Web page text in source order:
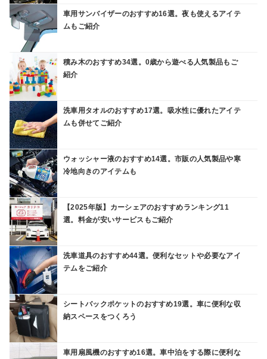
車用サンバイザーのおすすめ16選。夜も使えるアイテ
ムもご紹介
積み木のおすすめ34選。0歳から遊べる人気製品もご
紹介
洗車用タオルのおすすめ17選。吸水性に優れたアイテ
ムも併せてご紹介
ウォッシャー液のおすすめ14選。市販の人気製品や寒
冷地向きのアイテムも
【2025年版】カーシェアのおすすめランキング11
選。料金が安いサービスもご紹介
洗車道具のおすすめ44選。便利なセットや必要なアイ
テムをご紹介
シートバックポケットのおすすめ19選。車に便利な収
納スペースをつくろう
車用扇風機のおすすめ16選。車中泊をする際に便利な